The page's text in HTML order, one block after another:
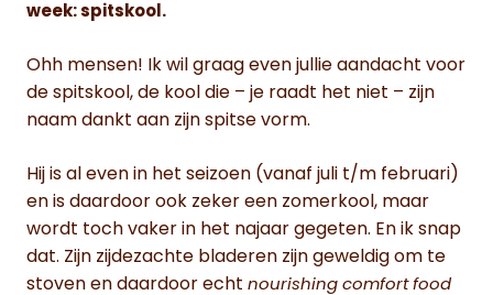
week: spitskool.
Ohh mensen! Ik wil graag even jullie aandacht voor
de spitskool, de kool die – je raadt het niet – zijn
naam dankt aan zijn spitse vorm.
Hij is al even in het seizoen (vanaf juli t/m februari)
en is daardoor ook zeker een zomerkool, maar
wordt toch vaker in het najaar gegeten. En ik snap
dat. Zijn zijdezachte bladeren zijn geweldig om te
stoven en daardoor echt nourishing comfort food